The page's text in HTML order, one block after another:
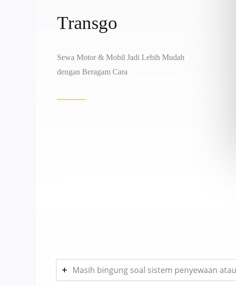
Transgo
Sewa Motor & Mobil Jadi Lebih Mudah
dengan Beragam Cara
Masih bingung soal sistem penyewaan